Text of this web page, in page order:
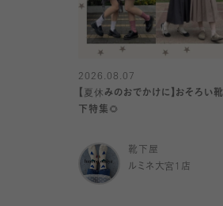
2026.08.07
【夏休みのおでかけに】おそろい靴
下特集🌻
靴下屋
ルミネ大宮1店